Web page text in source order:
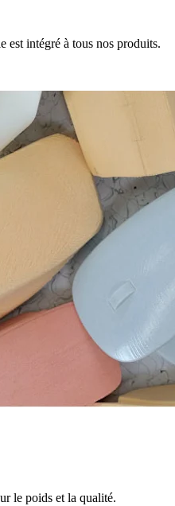
est intégré à tous nos produits.
le poids et la qualité.